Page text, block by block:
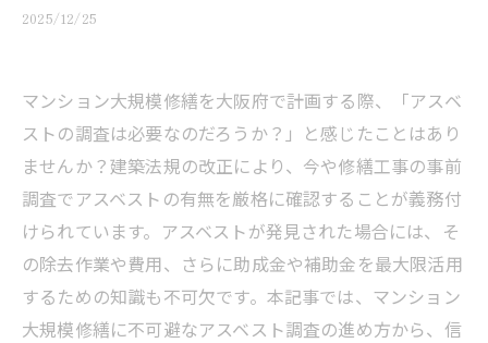
2025/12/25
マンション大規模修繕を大阪府で計画する際、「アスベ
ストの調査は必要なのだろうか？」と感じたことはあり
ませんか？建築法規の改正により、今や修繕工事の事前
調査でアスベストの有無を厳格に確認することが義務付
けられています。アスベストが発見された場合には、そ
の除去作業や費用、さらに助成金や補助金を最大限活用
するための知識も不可欠です。本記事では、マンション
大規模修繕に不可避なアスベスト調査の進め方から、信